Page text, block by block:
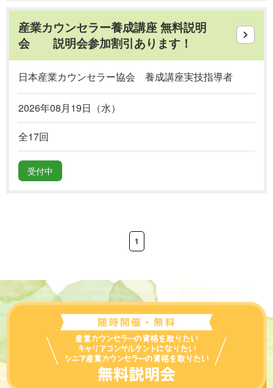
産業カウンセラー養成講座 無料説明
会 説明会参加割引あります！
日本産業カウンセラー協会 養成講座実技指導者
2026年08月19日（水）
全17回
受付中
1